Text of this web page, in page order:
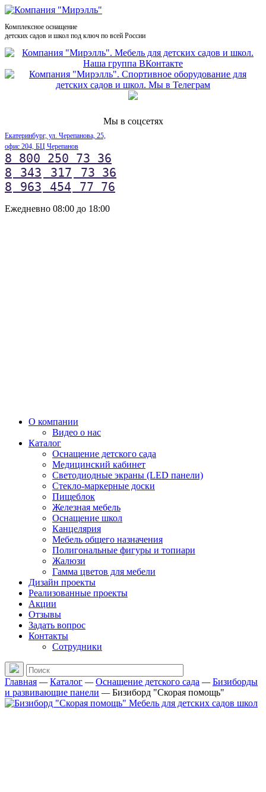
Комплексное оснащение
детских садов и школ под ключ по всей России
Мы в соцсетях
Екатеринбург, ул. Черепанова, 25,
офис 204, БЦ Черепанов
8 800 250 73 36
8
343 317
73 36
8
963 454 77 76
Ежедневно 08:00 до 18:00
О компании
Видео о нас
Каталог
Оснащение детского сада
Медицинский кабинет
Светодиодные экраны (LED панели)
Стекло-маркерные доски
Пищеблок
Железная мебель
Оснащение школ
Канцелярия
Мебель общего назначения
Полигональные фигуры и топиари
Жалюзи
Гамма цветов для мебели
Дизайн проекты
Реализованные проекты
Акции
Отзывы
Задать вопрос
Контакты
Сотрудники
Главная —Каталог —Оснащение детского сада —Бизиборды
и развивающие панели —Бизиборд "Скорая помощь"